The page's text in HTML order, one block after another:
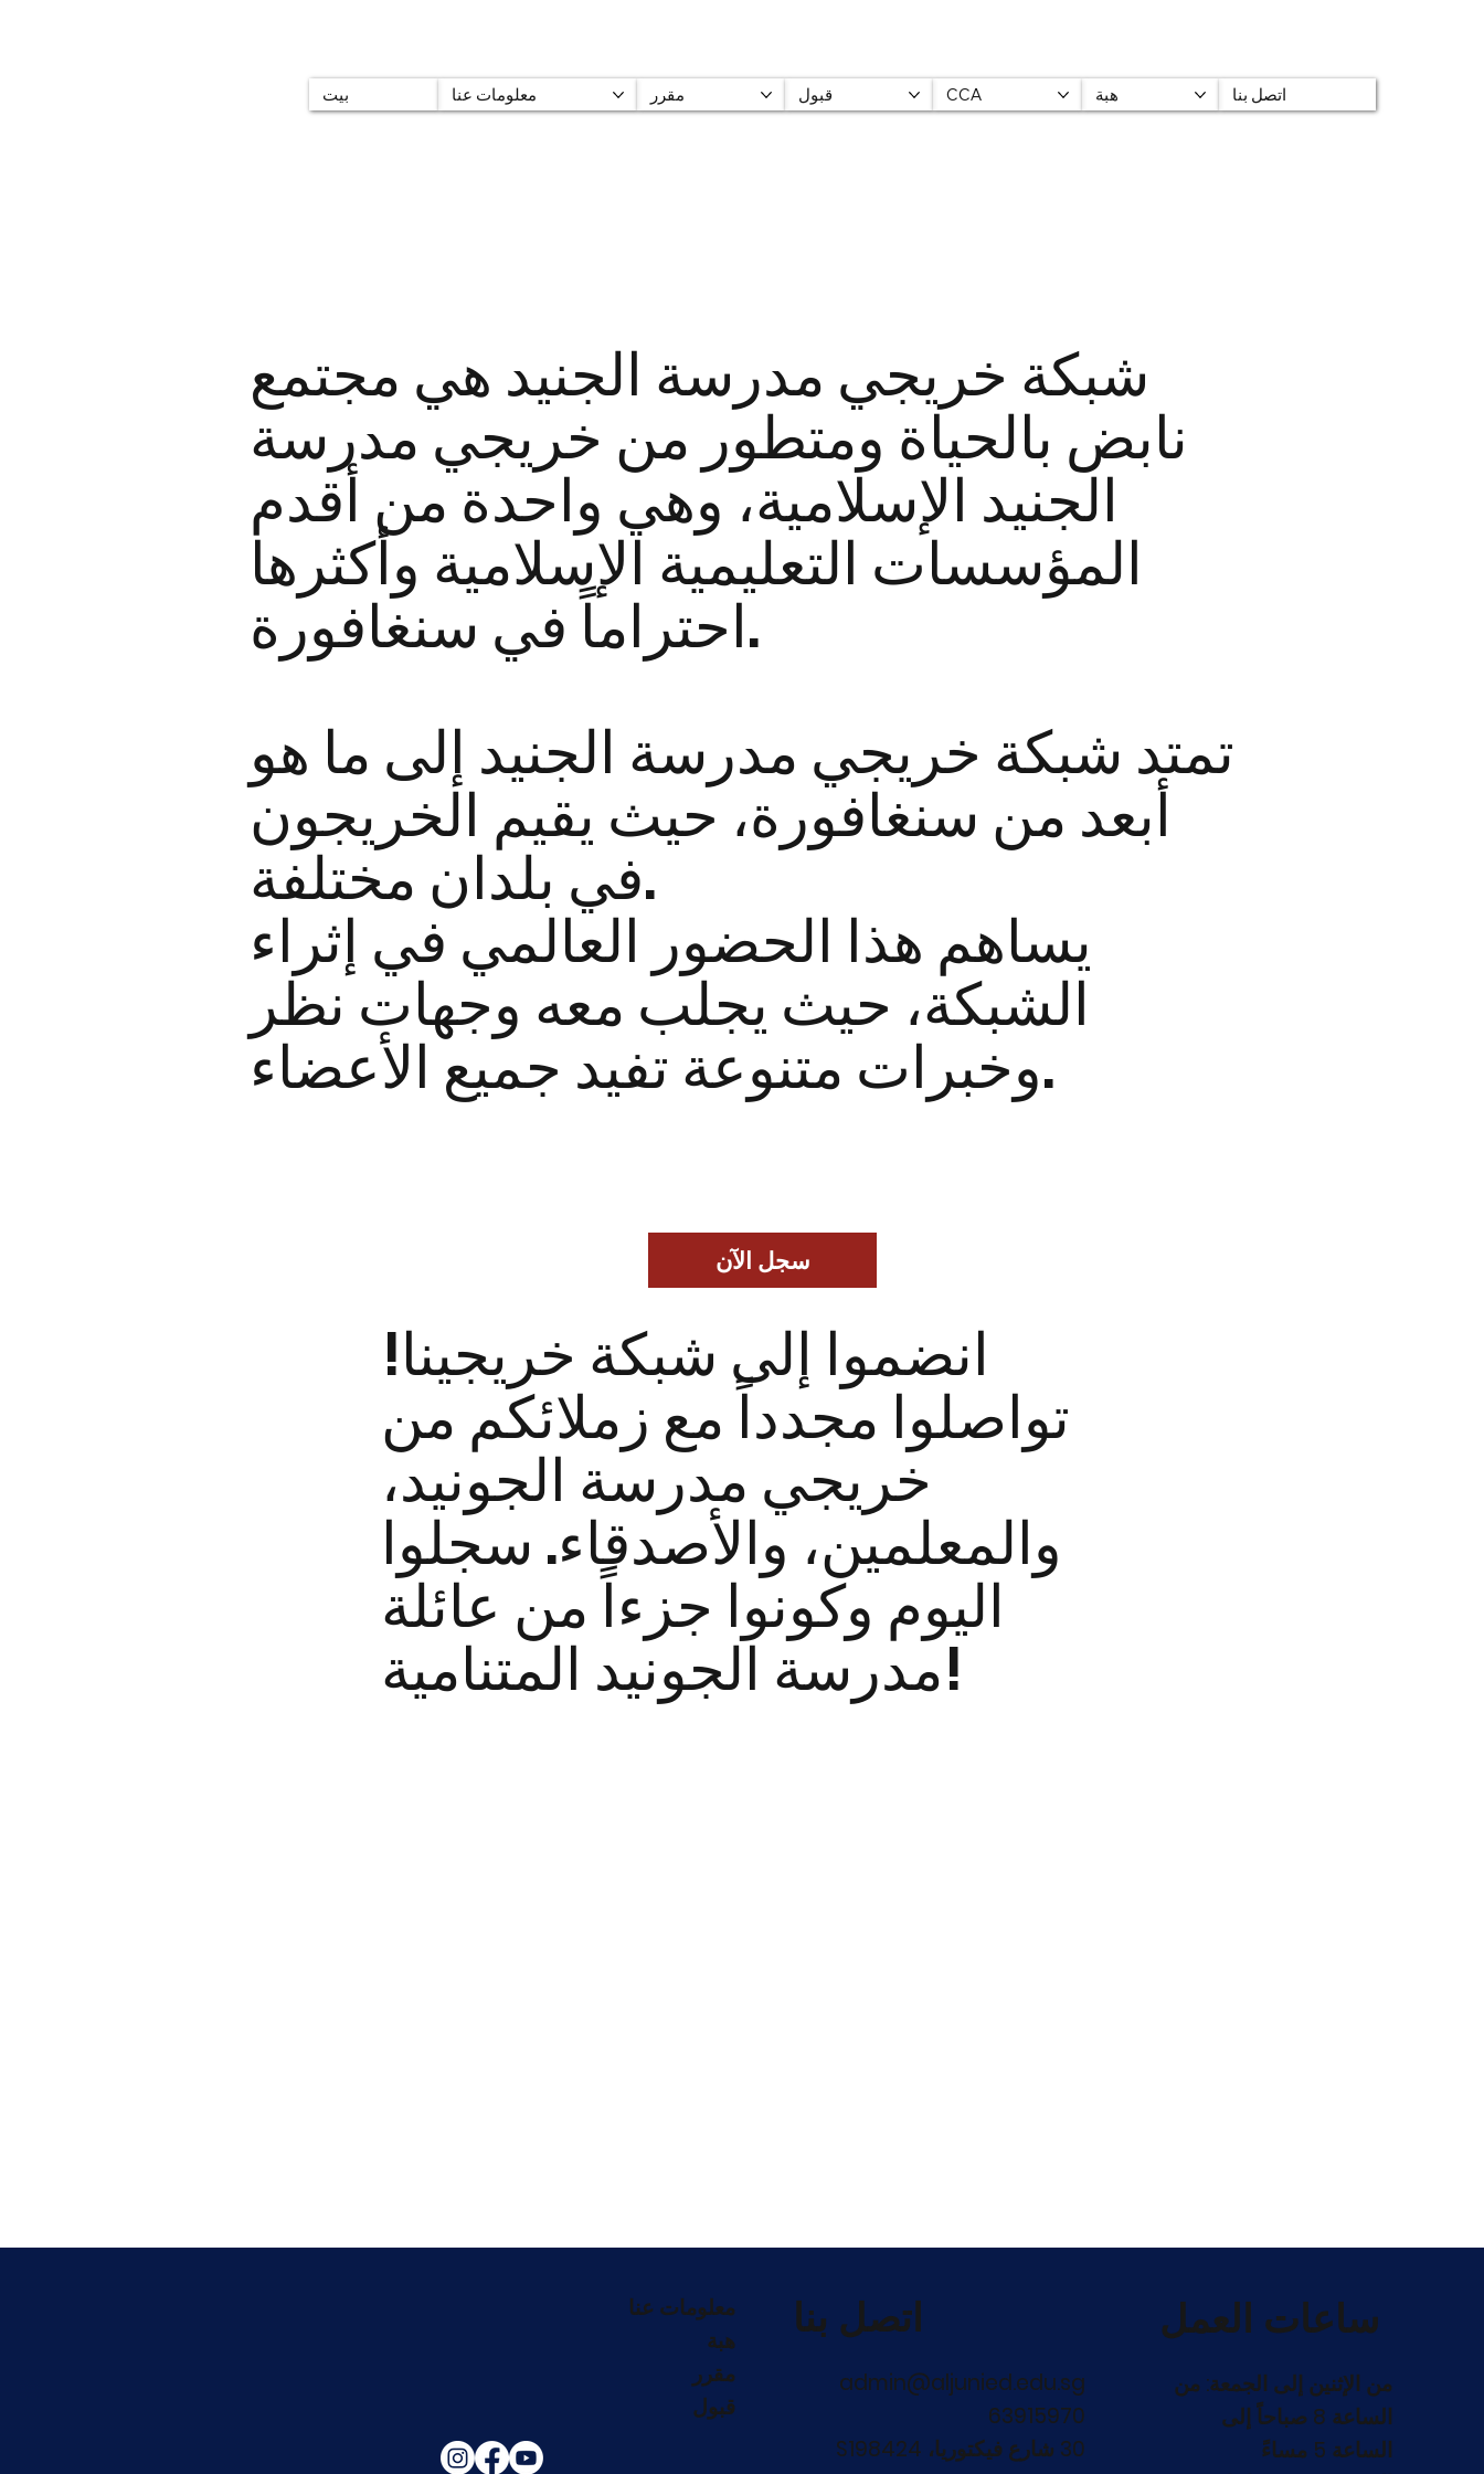
بيت معلومات عنا مقرر قبول CCA هبة اتصل بنا
شبكة خريجي مدرسة الجنيد هي مجتمع
نابض بالحياة ومتطور من خريجي مدرسة
الجنيد الإسلامية، وهي واحدة من أقدم
المؤسسات التعليمية الإسلامية وأكثرها
احتراماً في سنغافورة.
تمتد شبكة خريجي مدرسة الجنيد إلى ما هو
أبعد من سنغافورة، حيث يقيم الخريجون
في بلدان مختلفة.
يساهم هذا الحضور العالمي في إثراء
الشبكة، حيث يجلب معه وجهات نظر
وخبرات متنوعة تفيد جميع الأعضاء.
سجل الآن
انضموا إلى شبكة خريجينا!
تواصلوا مجدداً مع زملائكم من
خريجي مدرسة الجونيد،
والمعلمين، والأصدقاء. سجلوا
اليوم وكونوا جزءاً من عائلة
مدرسة الجونيد المتنامية!
معلومات عنا
هبة
مقرر
قبول
اتصل بنا
admin@aljunied.edu.sg
63915970
30 شارع فيكتوريا، S198424
ساعات العمل
من الإثنين إلى الجمعة: من
الساعة 8 صباحاً إلى
الساعة 5 مساءً